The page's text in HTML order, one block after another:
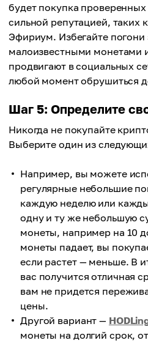
будет покупка
сильной репутацией, таких
Эфириум. Избегайте
малоизвестными монетами
продвигают в социальных
любой момент обрушиться
Шаг 5: Определите
Никогда не покупайте
Выберите один из
Например, вы можете
регулярные небольшие
каждую неделю или
одну и ту же небольшую
монеты, например на 10
монеты падает, вы
если растет — меньше. В
вас получится отличная
вам не придется
цены.
Другой вариант —
монеты на долгий срок,